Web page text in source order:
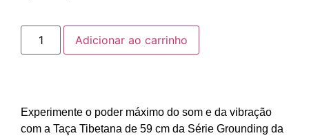
Adicionar ao carrinho
Experimente o poder máximo do som e da vibração
com a Taça Tibetana de 59 cm da Série Grounding da